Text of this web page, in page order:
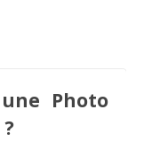
Photo